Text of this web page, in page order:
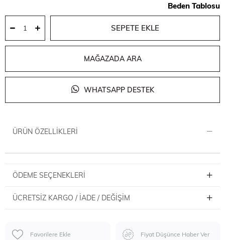
Beden Tablosu
MAĞAZADA ARA
WHATSAPP DESTEK
ÜRÜN ÖZELLIKLERI
ÖDEME SEÇENEKLERI
ÜCRETSIZ KARGO / İADE / DEĞIŞIM
Favorilere Ekle Fiyat Düşünce Haber Ver